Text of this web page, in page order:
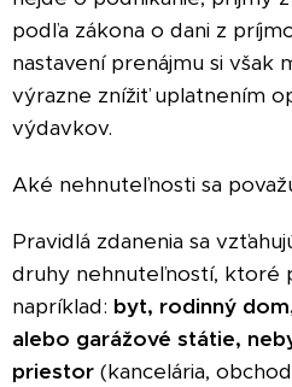
podľa zákona o dani z
nastavení prenájmu si však
výrazne znížiť uplatnením
výdavkov.
Aké nehnuteľnosti sa
Pravidlá zdanenia sa
druhy nehnuteľností, ktoré
napríklad: byt, rodinný
alebo garážové státie,
priestor (kancelária,